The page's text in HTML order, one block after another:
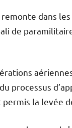
dans les
de
processus
la levée